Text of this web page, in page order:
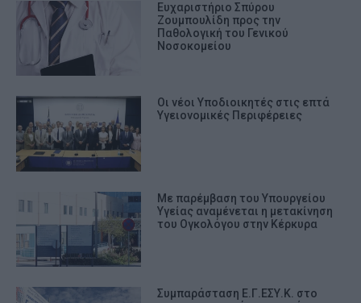
Ευχαριστήριο Σπύρου
Ζουμπουλίδη προς την
Παθολογική του Γενικού
Νοσοκομείου
Οι νέοι Υποδιοικητές στις επτά
Υγειονομικές Περιφέρειες
Με παρέμβαση του Υπουργείου
Υγείας αναμένεται η μετακίνηση
του Ογκολόγου στην Κέρκυρα
Συμπαράσταση Ε.Γ.ΕΣΥ.Κ. στο